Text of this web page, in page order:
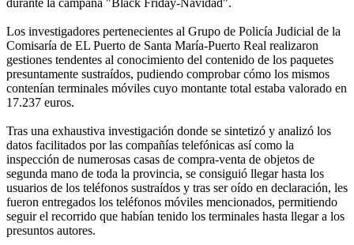
durante la campaña "Black Friday-Navidad".
Los investigadores pertenecientes al Grupo de Policía Judicial de la
Comisaría de EL Puerto de Santa María-Puerto Real realizaron
gestiones tendentes al conocimiento del contenido de los paquetes
presuntamente sustraídos, pudiendo comprobar cómo los mismos
contenían terminales móviles cuyo montante total estaba valorado en
17.237 euros.
Tras una exhaustiva investigación donde se sintetizó y analizó los
datos facilitados por las compañías telefónicas así como la
inspección de numerosas casas de compra-venta de objetos de
segunda mano de toda la provincia, se consiguió llegar hasta los
usuarios de los teléfonos sustraídos y tras ser oído en declaración, les
fueron entregados los teléfonos móviles mencionados, permitiendo
seguir el recorrido que habían tenido los terminales hasta llegar a los
presuntos autores.